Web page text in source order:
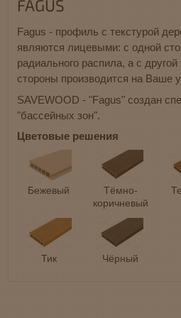
FAGUS
Fagus - профиль с текстурой
являются лицевыми: с одной
радиального распила, а с
стороны производится на Ваше
SAVEWOOD - "Fagus" создан
"бассейных зон".
Цветовые решения
Бежевый
Тёмно-
коричневый
Тик Чёрный